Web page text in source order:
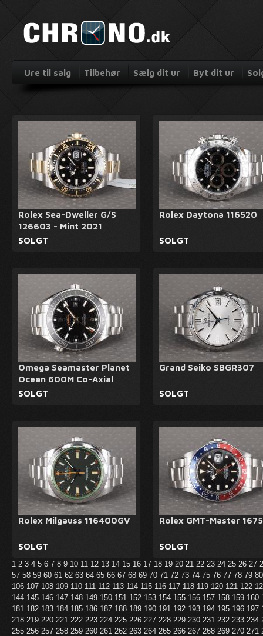
Ure til salg Tilbehør Sælg dit ur Byt dit ur
Rolex Sea-Dweller G/S
126603 - Mint 2021
SOLGT
Rolex Daytona 116520
SOLGT
Omega Seamaster Planet
Ocean 600M Co-Axial
SOLGT
Grand Seiko SBGR307
SOLGT
Rolex Milgauss 116400GV
SOLGT
Rolex GMT-Master
SOLGT
1 2 3 4 5 6 7 8 9 10 11 12 13 14 15 16 17 18 19 20 21 22 23 24 25 26 27
57 58 59 60 61 62 63 64 65 66 67 68 69 70 71 72 73 74 75 76 77 78 79
106 107 108 109 110 111 112 113 114 115 116 117 118 119 120 121 122
144 145 146 147 148 149 150 151 152 153 154 155 156 157 158 159 160
181 182 183 184 185 186 187 188 189 190 191 192 193 194 195 196 197
218 219 220 221 222 223 224 225 226 227 228 229 230 231 232 233 234
255 256 257 258 259 260 261 262 263 264 265 266 267 268 269 270 271